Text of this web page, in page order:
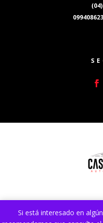
Si está interesado en
Sitio web desarrollado